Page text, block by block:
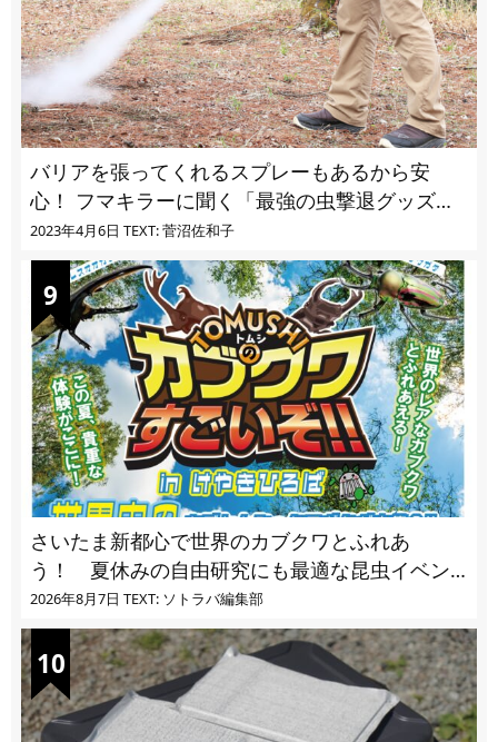
バリアを張ってくれるスプレーもあるから安
心！ フマキラーに聞く「最強の虫撃退グッズ
vol.4」【キャンプサイトで使う虫よけ】
2023年4月6日 TEXT: 菅沼佐和子
さいたま新都心で世界のカブクワとふれあ
う！ 夏休みの自由研究にも最適な昆虫イベン
ト
2026年8月7日 TEXT: ソトラバ編集部